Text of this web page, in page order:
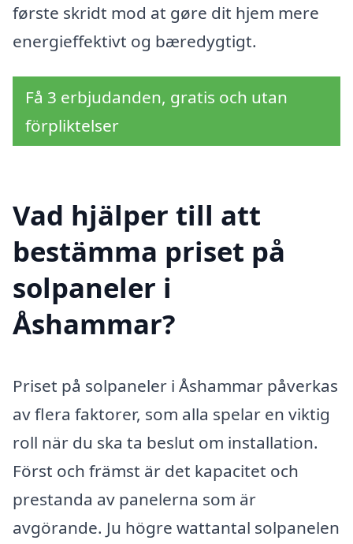
første skridt mod at gøre dit hjem mere
energieffektivt og bæredygtigt.
Få 3 erbjudanden, gratis och utan
förpliktelser
Vad hjälper till att
bestämma priset på
solpaneler i
Åshammar?
Priset på solpaneler i Åshammar påverkas
av flera faktorer, som alla spelar en viktig
roll när du ska ta beslut om installation.
Först och främst är det kapacitet och
prestanda av panelerna som är
avgörande. Ju högre wattantal solpanelen